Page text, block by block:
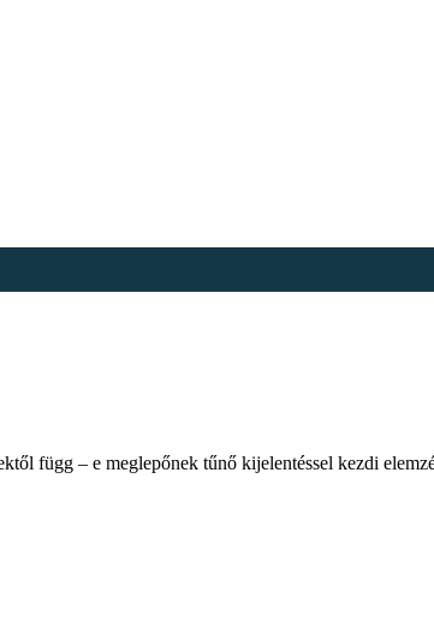
függ – e meglepőnek tűnő kijelentéssel kezdi